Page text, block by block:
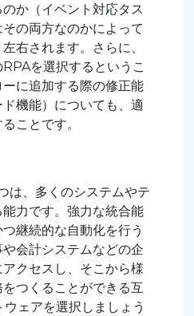
か（イベント対応タス
の両方なのかによって
右されます。さらに、
を選択するというこ
に追加する際の修正能
機能）についても、適
ことです。
は、多くのシステムやテ
力です。強力な統合能
継続的な自動化を行う
会計システムなどの企
クセスし、そこから様
つくることができる互
ェアを選択しましょう